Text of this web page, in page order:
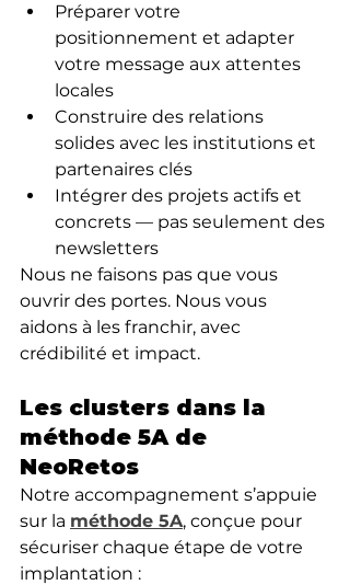
Préparer votre
positionnement et adapter
votre message aux attentes
locales
Construire des relations
solides avec les institutions et
partenaires clés
Intégrer des projets actifs et
concrets — pas seulement des
newsletters
Nous ne faisons pas que vous
ouvrir des portes. Nous vous
aidons à les franchir, avec
crédibilité et impact.
Les clusters dans la
méthode 5A de
NeoRetos
Notre accompagnement s’appuie
sur la méthode 5A, conçue pour
sécuriser chaque étape de votre
implantation :